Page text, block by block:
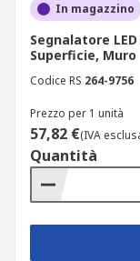
bianco;
blu;
giallo;
grigio;
nero;
rosso.
visivo
chiara e immediata.
In magazzino
Segnalatore LED
Superficie, Muro
Codice RS 264-9756
Prezzo per 1 unità
57,82 €(IVA
Quantità